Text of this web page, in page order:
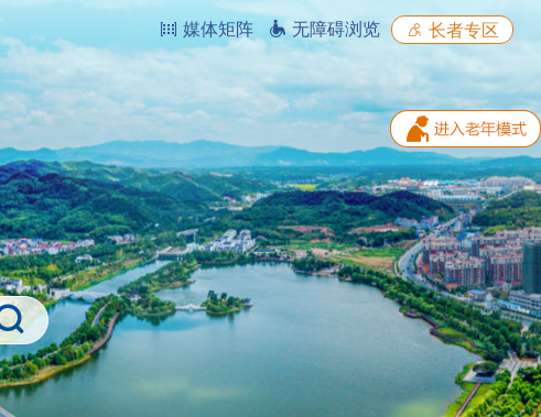
媒体矩阵 无障碍浏览 长者专区